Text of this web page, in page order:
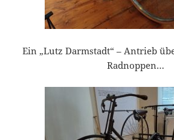
Ein „Lutz Darmstadt“ – Antrieb
Radnoppen…